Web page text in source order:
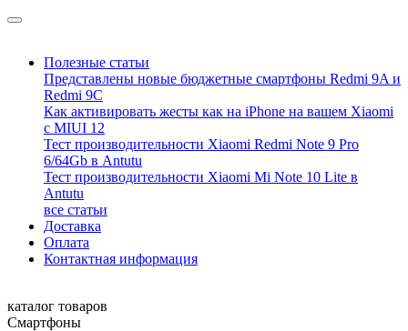
Полезные статьи
Представлены новые бюджетные смартфоны Redmi 9A и
Redmi 9C
Как активировать жесты как на iPhone на вашем Xiaomi
с MIUI 12
Тест производительности Xiaomi Redmi Note 9 Pro
6/64Gb в Antutu
Тест производительности Xiaomi Mi Note 10 Lite в
Antutu
все статьи
Доставка
Оплата
Контактная информация
каталог товаров
Смартфоны